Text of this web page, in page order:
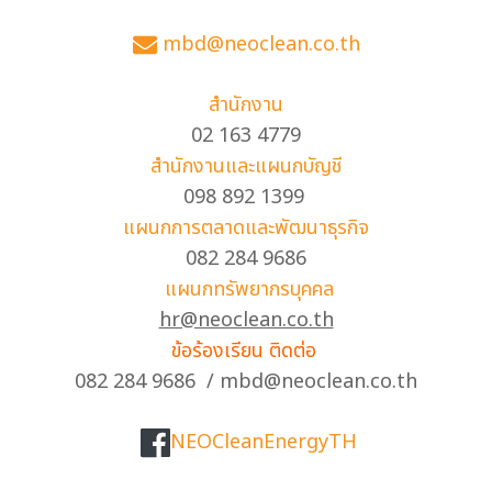
mbd@neoclean.co.th
สำนักงาน
02 163 4779
สำนักงานและแผนกบัญชี
098 892 1399
แผนกการตลาดและพัฒนาธุรกิจ
082 284 9686
แผนกทรัพยากรบุคคล
hr@neoclean.co.th
ข้อร้องเรียน ติดต่อ
082 284 9686 / mbd@neoclean.co.th
NEOCleanEnergyTH